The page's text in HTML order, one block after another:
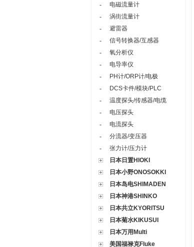
-
电磁流量计
-
涡街流量计
-
避雷器
-
信号转换器/互感器
-
氧分析仪
-
电导率仪
-
PH计/ORP计/电极
-
DCS卡件/模块/PLC
-
温度探头/传感器/电缆
-
电压探头
-
电流探头
-
分流器/变压器
-
张力计/压力计
日本日置HIOKI
日本小野ONOSOKKI
日本岛电SHIMADEN
日本神港SHINKO
日本共立KYORITSU
日本菊水KIKUSUI
日本万用Multi
美国福禄克Fluke